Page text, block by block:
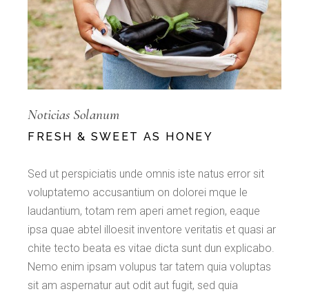
Noticias Solanum
FRESH & SWEET AS HONEY
Sed ut perspiciatis unde omnis iste natus error sit
voluptatemo accusantium on dolorei mque le
laudantium, totam rem aperi amet region, eaque
ipsa quae abtel illoesit inventore veritatis et quasi ar
chite tecto beata es vitae dicta sunt dun explicabo.
Nemo enim ipsam volupus tar tatem quia voluptas
sit am aspernatur aut odit aut fugit, sed quia